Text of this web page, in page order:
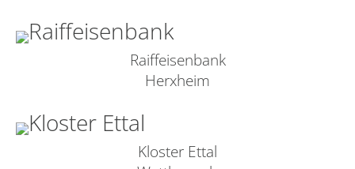
Raiffeisenbank
Herxheim
Kloster Ettal